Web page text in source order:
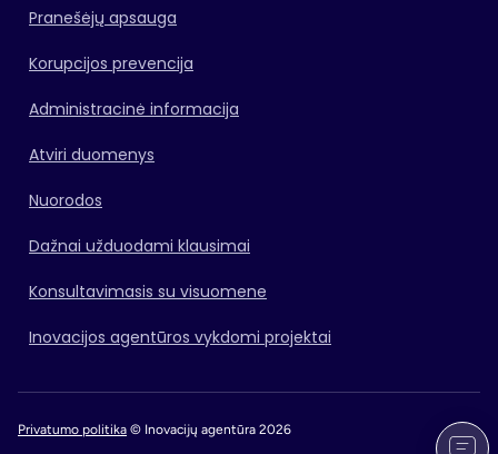
Pranešėjų apsauga
Korupcijos prevencija
Administracinė informacija
Atviri duomenys
Nuorodos
Dažnai užduodami klausimai
Konsultavimasis su visuomene
Inovacijos agentūros vykdomi projektai
Privatumo politika © Inovacijų agentūra 2026